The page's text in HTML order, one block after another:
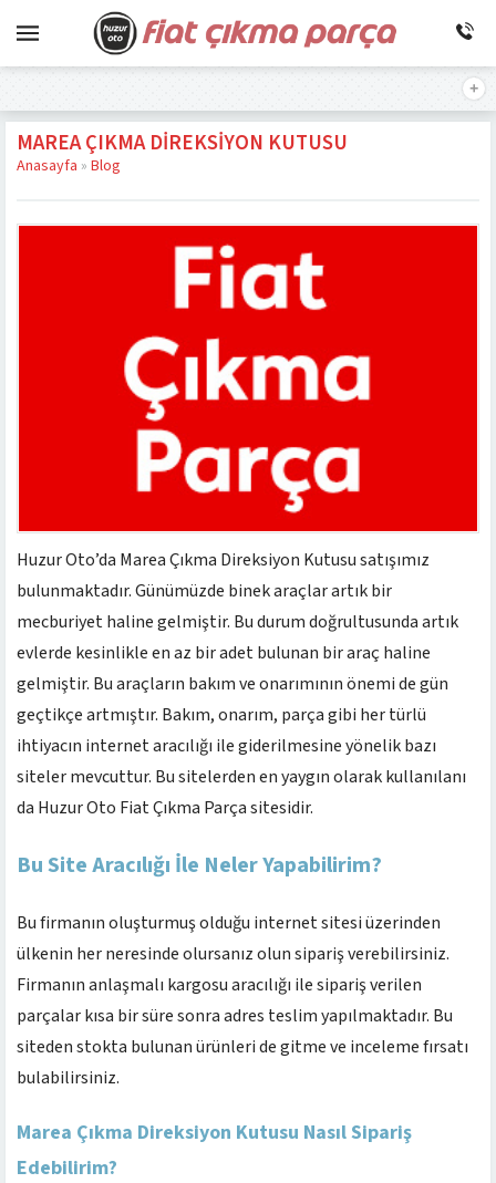
MAREA ÇIKMA DIREKSIYON KUTUSU
Anasayfa » Blog
Huzur Oto’da Marea Çıkma Direksiyon Kutusu satışımız
bulunmaktadır. Günümüzde binek araçlar artık bir
mecburiyet haline gelmiştir. Bu durum doğrultusunda artık
evlerde kesinlikle en az bir adet bulunan bir araç haline
gelmiştir. Bu araçların bakım ve onarımının önemi de gün
geçtikçe artmıştır. Bakım, onarım, parça gibi her türlü
ihtiyacın internet aracılığı ile giderilmesine yönelik bazı
siteler mevcuttur. Bu sitelerden en yaygın olarak kullanılanı
da Huzur Oto Fiat Çıkma Parça sitesidir.
Bu Site Aracılığı İle Neler Yapabilirim?
Bu firmanın oluşturmuş olduğu internet sitesi üzerinden
ülkenin her neresinde olursanız olun sipariş verebilirsiniz.
Firmanın anlaşmalı kargosu aracılığı ile sipariş verilen
parçalar kısa bir süre sonra adres teslim yapılmaktadır. Bu
siteden stokta bulunan ürünleri de gitme ve inceleme fırsatı
bulabilirsiniz.
Marea Çıkma Direksiyon Kutusu Nasıl Sipariş
Edebilirim?